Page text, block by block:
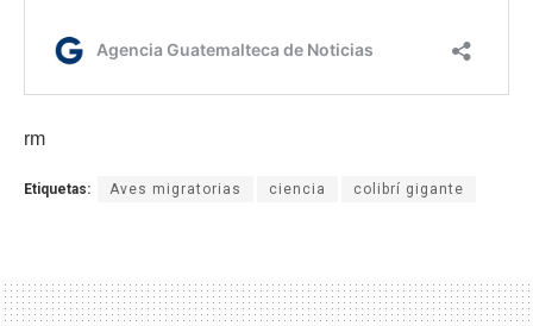
rm
Etiquetas: Aves migratorias ciencia colibrí gigante